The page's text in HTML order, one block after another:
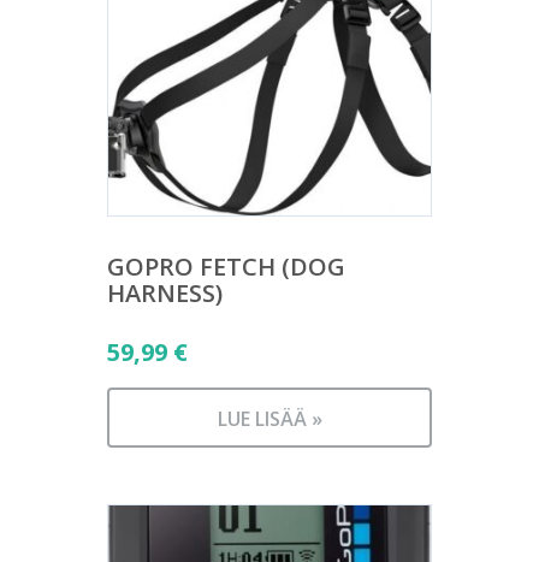
GOPRO FETCH (DOG
HARNESS)
59,99 €
LUE LISÄÄ »